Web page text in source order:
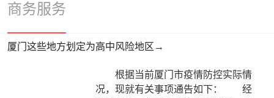
商务服务
厦门这些地方划定为高中风险地区→
根据当前厦门市疫情防控实际情
况，现就有关事项通告如下： 经